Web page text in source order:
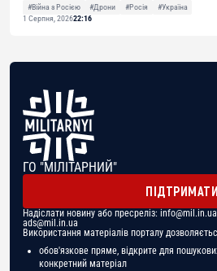
#Війна з Росією
#Дрони #Росія
#Україна
1 Серпня, 202622:16
ГО "МІЛІТАРНИЙ"
ПІДТРИМАТИ
Надіслати новину або пресреліз: info@mil.in.ua
ads@mil.in.ua
Використання матеріалів порталу
обов'язкове пряме, відкрите для
конкретний матеріал